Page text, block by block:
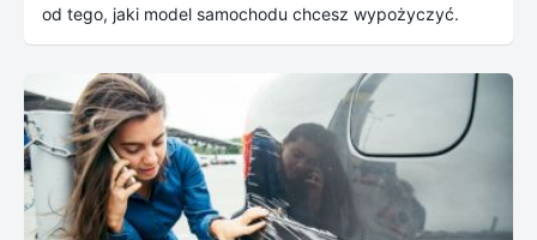
od tego, jaki model samochodu chcesz wypożyczyć.